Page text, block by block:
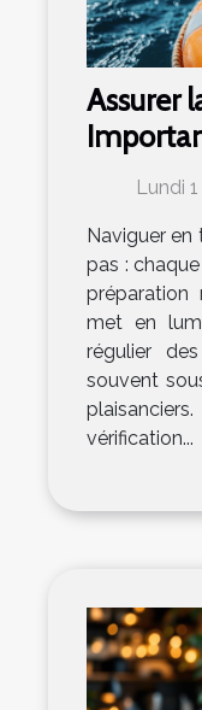
Assurer
régulier
Lundi
Naviguer en
pas :
préparation
met en
régulier
souvent
vérification...